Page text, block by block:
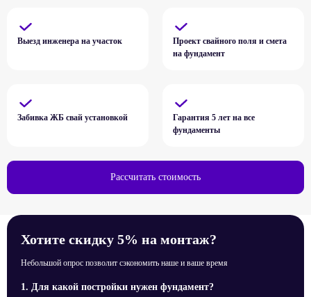
Выезд инженера на участок
Проект свайного поля и смета
на фундамент
Забивка ЖБ свай установкой
Гарантия 5 лет на все
фундаменты
Рассчитать стоимость
Хотите скидку 5% на монтаж?
Небольшой опрос позволит сэкономить наше и ваше время
1. Для какой постройки нужен фундамент?